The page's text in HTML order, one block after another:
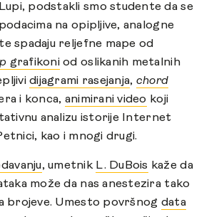
podstakli smo studente da se
na opipljive, analogne
spadaju reljefne mape od
grafikoniod oslikanih metalnih
dijagrami rasejanja, chord
i konca, animirani video koji
analizu istorije Internet
kao i mnogi drugi.
, umetnik L. DuBois kaže da
može da nas anestezira tako
brojeve. Umesto površnog data